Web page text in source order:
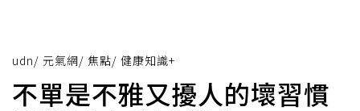
udn/ 元氣網/ 焦點/ 健康知識+
不單是不雅又擾人的壞習慣